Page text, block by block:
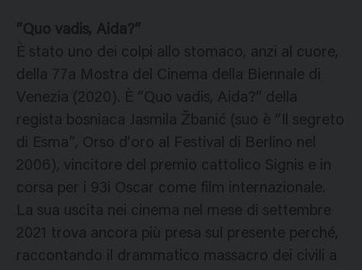
“Quo vadis, Aida?”
È stato uno dei colpi allo stomaco, anzi al cuore,
della 77a Mostra del Cinema della Biennale di
Venezia (2020). È “Quo vadis, Aida?” della
regista bosniaca Jasmila Žbanić (suo è “Il segreto
di Esma”, Orso d’oro al Festival di Berlino nel
2006), vincitore del premio cattolico Signis e in
corsa per i 93i Oscar come film internazionale.
La sua uscita nei cinema nel mese di settembre
2021 trova ancora più presa sul presente perché,
raccontando il drammatico massacro dei civili a